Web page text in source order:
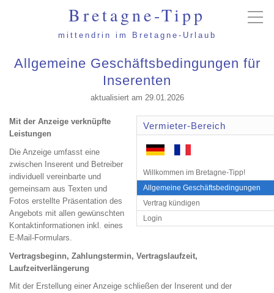
Bretagne-Tipp
mittendrin im Bretagne-Urlaub
Allgemeine Geschäftsbedingungen für
Inserenten
aktualisiert am 29.01.2026
Vermieter-Bereich
Willkommen im Bretagne-Tipp!
Allgemeine Geschäftsbedingungen
Vertrag kündigen
Login
Mit der Anzeige verknüpfte
Leistungen
Die Anzeige umfasst eine
zwischen Inserent und Betreiber
individuell vereinbarte und
gemeinsam aus Texten und
Fotos erstellte Präsentation des
Angebots mit allen gewünschten
Kontaktinformationen inkl. eines
E-Mail-Formulars.
Vertragsbeginn, Zahlungstermin, Vertragslaufzeit,
Laufzeitverlängerung
Mit der Erstellung einer Anzeige schließen der Inserent und der